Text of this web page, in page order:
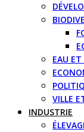
EAU
VILLE
INDUSTRIE